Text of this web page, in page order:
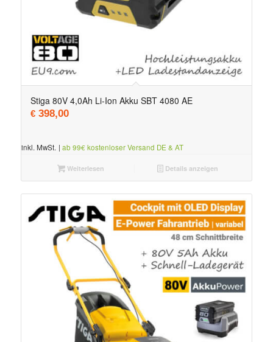
Stiga 80V 4,0Ah Li-Ion Akku SBT 4080 AE
€398,00
inkl. MwSt. | ab 99€ kostenloser Versand DE & AT
Weiterlesen Details anzeigen